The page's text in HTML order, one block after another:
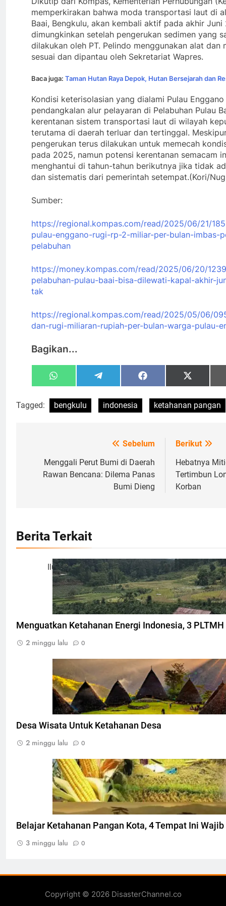
memperkirakan bahwa moda transportasi laut di
Baai, Bengkulu, akan kembali aktif pada akhir
dimungkinkan setelah pengerukan sedimen yang
dilakukan oleh PT. Pelindo menggunakan alat dan
sesuai dan dipantau oleh Sekretariat Wapres.
Baca juga: Taman Hutan Raya Depok, Hutan Bersejarah dan
Kondisi keterisolasian yang dialami Pulau
pendangkalan alur pelayaran di Pelabuhan Pulau
kerentanan sistem transportasi laut di wilayah
terutama di daerah terluar dan tertinggal.
pengerukan terus dilakukan untuk memecah
pada 2025, namun potensi kerentanan semacam
menghantui di tahun-tahun berikutnya jika tidak
dan sistematis dari pemerintah setempat.(Kori/
Sumber:
https://regional.kompas.com/read/2025/06/21/
pulau-enggano-rugi-rp-2-miliar-per-bulan-imbas-
pelabuhan
https://money.kompas.com/read/2025/06/20/
pelabuhan-pulau-baai-bisa-dilewati-kapal-akhir-
tak
https://regional.kompas.com/read/2025/05/06/
dan-rugi-miliaran-rupiah-per-bulan-warga-pulau-
Bagikan...
Share
on
WhatsApp Share
on
Share
on
Facebook
Share
on
X
(Twitter)
Tagged: bengkulu indonesia ketahanan pangan
pos
Sebelum
Menggali Perut Bumi di Daerah
Rawan Bencana: Dilema Panas
Bumi Dieng
Berikut
Hebatnya
Tertimbun
Korban
Berita Terkait
Ilustrasi Pembangkit Listrik Tenaga Mikrohidro,
Menguatkan Ketahanan Energi Indonesia, 3
2 minggu lalu
0
Desa Waerebo Flores, Foto: Dok.
Desa Wisata Untuk Ketahanan Desa
2 minggu lalu
0
Ilustarsi Ketahanan pangan, Foto: Dok.
Belajar Ketahanan Pangan Kota, 4 Tempat Ini
3 minggu lalu
0
Copyright © 2026 DisasterChannel.co